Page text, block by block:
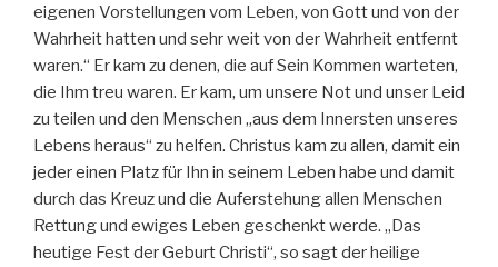
eigenen Vorstellungen vom Leben, von Gott und von der
Wahrheit hatten und sehr weit von der Wahrheit entfernt
waren.“ Er kam zu denen, die auf Sein Kommen warteten,
die Ihm treu waren. Er kam, um unsere Not und unser Leid
zu teilen und den Menschen „aus dem Innersten unseres
Lebens heraus“ zu helfen. Christus kam zu allen, damit ein
jeder einen Platz für Ihn in seinem Leben habe und damit
durch das Kreuz und die Auferstehung allen Menschen
Rettung und ewiges Leben geschenkt werde. „Das
heutige Fest der Geburt Christi“, so sagt der heilige